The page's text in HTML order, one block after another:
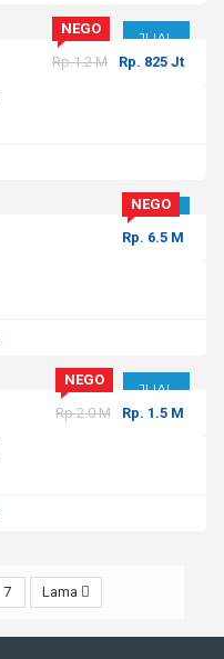
JUAL
Rp.1.2 M Rp. 825 Jt
NEGO
JUAL
Rp. 6.5 M
NEGO
JUAL
Rp.2.0 M Rp. 1.5 M
NEGO
7 Lama